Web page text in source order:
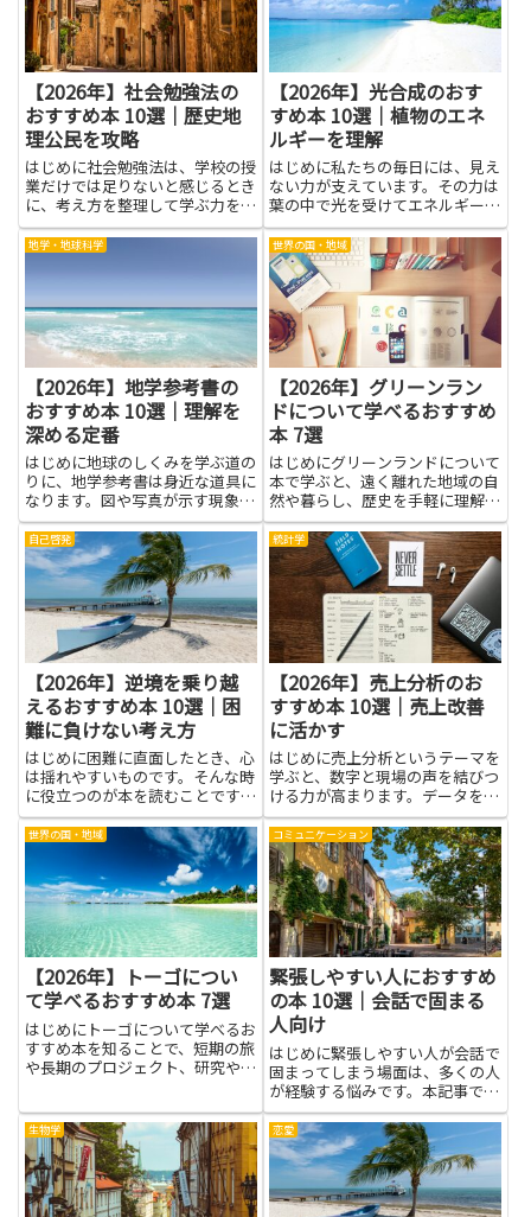
マインドセットまで幅広くカバ
ー...
が生まれ、イライラが減り、達
成...
【2026年】社会勉強法の
おすすめ本 10選｜歴史地
理公民を攻略
はじめに社会勉強法は、学校の授
業だけでは足りないと感じるとき
に、考え方を整理して学ぶ力を育
てる手助けになります。歴史地理
公民を攻略する力をつけたい人に
る本が特に役立つでしょう。読み
っ...
【2026年】光合成のおす
すめ本 10選｜植物のエネ
ルギーを理解
はじめに私たちの毎日には、見え
ない力が支えています。その力は
葉の中で光を受けてエネルギーに
変わる、光合成というしくみで
す。太陽の光は植物を動かし、私
たちの食べ物や空気にもつながり
ます。本記事は、この光合成をや
さしく学べる本を紹介します。難
し...
地学・地球科学
【2026年】地学参考書の
おすすめ本 10選｜理解を
深める定番
はじめに地球のしくみを学ぶ道の
りに、地学参考書は身近な道具に
なります。図や写真が示す現象
を、文字だけでなく絵とともに理
解することで、自然の循環や地殻
の動きが体のすぐそばに感じられ
るようになります。このテーマ
は、教科の点数だけを競う学習で
はな...
世界の国・地域
【2026年】グリーンラン
ドについて学べるおすすめ
本 7選
はじめにグリーンランドについて
本で学ぶと、遠く離れた地域の自
然や暮らし、歴史を手軽に理解で
きます。本を通じて得られるメリ
ットは、氷床や氷河の性質、動植
物の適応、港町の日常、先住民の
文化や言語といった具体的な知識
です。写真や地図、現地取材を
元...
自己啓発
【2026年】逆境を乗り越
えるおすすめ本 10選｜困
難に負けない考え方
はじめに困難に直面したとき、心
は揺れやすいものです。そんな時
に役立つのが本を読むことです。
この記事で取り上げるテーマは、
逆境を乗り越える力を育てる考え
方です。さらに困難に負けない考
え方を身につけるコツも紹介しま
す。さまざまな体験談や具体的
な...
統計学
【2026年】売上分析のお
すすめ本 10選｜売上改善
に活かす
はじめに売上分析というテーマを
学ぶと、数字と現場の声を結びつ
ける力が高まります。データを正
しく読み解くことで、売上の動き
の背景を理解でき、施策の方向性
を見つけやすくなります。顧客の
購買行動や季節性の変動といった
要因を、因果関係の手がかりと
し...
世界の国・地域
【2026年】トーゴについ
て学べるおすすめ本 7選
はじめにトーゴについて学べるお
すすめ本を知ることで、短期の旅
や長期のプロジェクト、研究や国
の歴史、エウェやカビエなどの多
様な民族構成、リン鉱石やカカオ
をめぐる経済構造、港湾や交易
路...
コミュニケーション
緊張しやすい人におすすめ
の本 10選｜会話で固まる
人向け
はじめに緊張しやすい人が会話で
固まってしまう場面は、多くの人
が経験する悩みです。本記事で
は、そんな人に向けて役立つ本を
集めました。読書を通して緊張の
仕組みや心の整え方、話し方のヒ
ントを学べば、実際の会話で使え
るコツが増えます。具体的な事例
や...
生物学 恋愛